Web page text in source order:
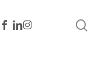
FACEBOOK
LINKEDIN
INSTAGRAM